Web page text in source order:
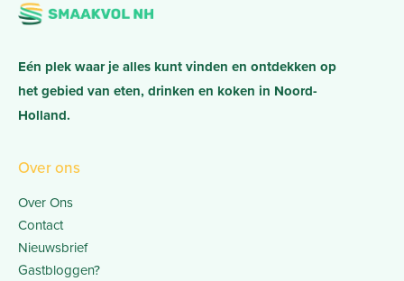
Eén plek waar je alles kunt vinden en ontdekken op
het gebied van eten, drinken en koken in Noord-
Holland.
Over ons
Over Ons
Contact
Nieuwsbrief
Gastbloggen?